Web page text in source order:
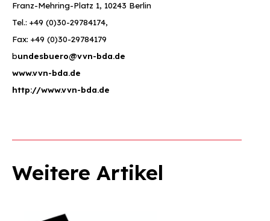
Franz-Mehring-Platz 1, 10243 Berlin
Tel.: +49 (0)30-29784174,
Fax: +49 (0)30-29784179
bundesbuero@vvn-bda.de
www.vvn-bda.de
http://www.vvn-bda.de
Weitere Artikel